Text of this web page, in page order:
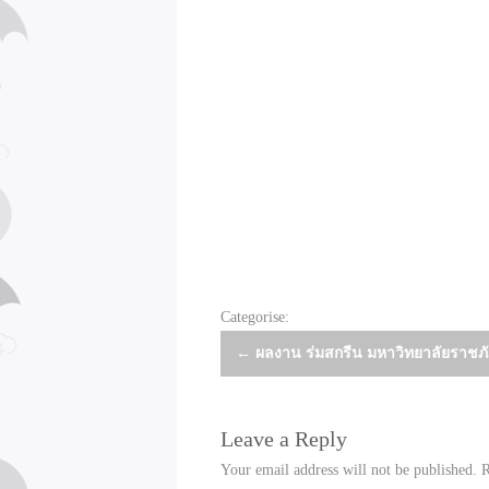
Categorise:
Post
← ผลงาน ร่มสกรีน มหาวิทยาลัยราช
Leave a Reply
Your email address will not be published.